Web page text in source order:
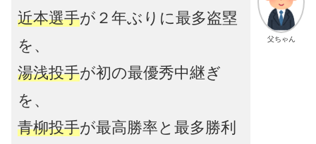
父ちゃん
近本選手が２年ぶりに最多盗塁
を、
湯浅投手が初の最優秀中継ぎ
を、
青柳投手が最高勝率と最多勝利